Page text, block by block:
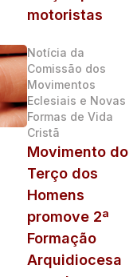
motoristas
Notícia da
Comissão dos
Movimentos
Eclesiais e Novas
Formas de Vida
Cristã
Movimento do
Terço dos
Homens
promove 2ª
Formação
Arquidiocesa